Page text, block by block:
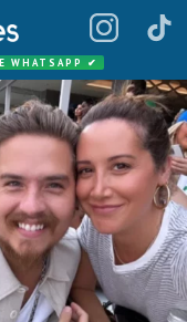
WHATSAPP ✔